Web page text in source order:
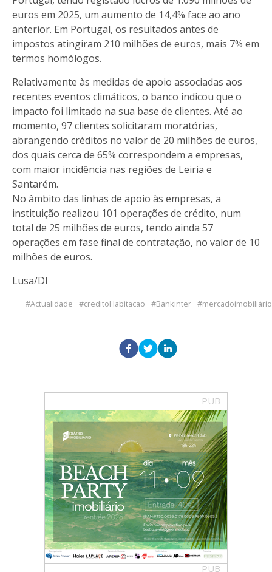
euros em 2025, um aumento de 14,4% face ao ano
anterior. Em Portugal, os resultados antes de
impostos atingiram 210 milhões de euros, mais 7% em
termos homólogos.
Relativamente às medidas de apoio associadas aos
recentes eventos climáticos, o banco indicou que o
impacto foi limitado na sua base de clientes. Até ao
momento, 97 clientes solicitaram moratórias,
abrangendo créditos no valor de 20 milhões de euros,
dos quais cerca de 65% correspondem a empresas,
com maior incidência nas regiões de Leiria e
Santarém.
No âmbito das linhas de apoio às empresas, a
instituição realizou 101 operações de crédito, num
total de 25 milhões de euros, tendo ainda 57
operações em fase final de contratação, no valor de 10
milhões de euros.
Lusa/DI
Actualidade creditoHabitacao Bankinter mercadoimobiliário
PUB
PUB